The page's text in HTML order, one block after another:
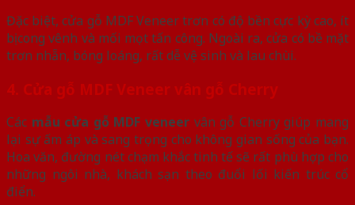
Đặc biệt, cửa gỗ MDF Veneer trơn có độ bền cực kỳ cao, ít
bị cong vênh và mối mọt tấn công. Ngoài ra, cửa có bề mặt
trơn nhẵn, bóng loáng, rất dễ vệ sinh và lau chùi.
4. Cửa gỗ MDF Veneer vân gỗ Cherry
Các mẫu cửa gỗ MDF veneer vân gỗ Cherry giúp mang
lại sự ấm áp và sang trọng cho không gian sống của bạn.
Hoa văn, đường nét chạm khắc tinh tế sẽ rất phù hợp cho
những ngôi nhà, khách sạn theo đuổi lối kiến trúc cổ
điển.